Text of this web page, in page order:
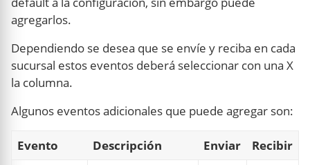
agregarlos.
Dependiendo se desea que se envíe y reciba en cada
sucursal estos eventos deberá seleccionar con una X
la columna.
Algunos eventos adicionales que puede agregar son:
Evento Descripción Enviar Recibir